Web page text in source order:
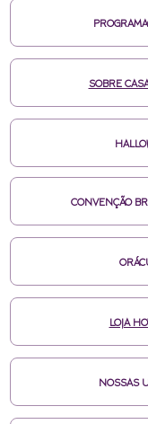
SOBRE
CONVENÇÃO
LOJA
NOSSAS